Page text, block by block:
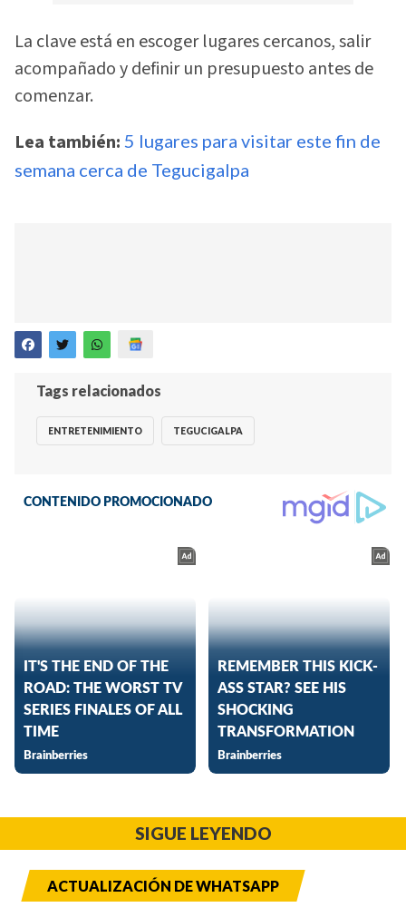
La clave está en escoger lugares cercanos, salir
acompañado y definir un presupuesto antes de
comenzar.
Lea también: 5 lugares para visitar este fin de
semana cerca de Tegucigalpa
Tags relacionados
ENTRETENIMIENTO TEGUCIGALPA
SIGUE LEYENDO
ACTUALIZACIÓN DE WHATSAPP